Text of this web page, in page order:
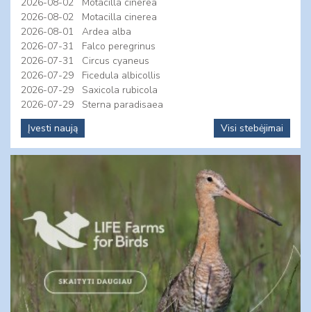
2026-08-02
Motacilla cinerea
2026-08-01
Ardea alba
2026-07-31
Falco peregrinus
2026-07-31
Circus cyaneus
2026-07-29
Ficedula albicollis
2026-07-29
Saxicola rubicola
2026-07-29
Sterna paradisaea
Įvesti naują
Visi stebėjimai